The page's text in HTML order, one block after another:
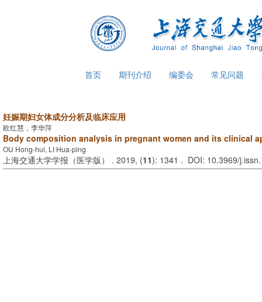
首页 期刊介绍 编委会 常见问题
妊娠期妇女体成分分析及临床应用
欧红慧，李华萍
Body composition analysis in pregnant women and its clinical
OU Hong-hui, LI Hua-ping
上海交通大学学报（医学版） . 2019, (11): 1341 . DOI: 10.3969/